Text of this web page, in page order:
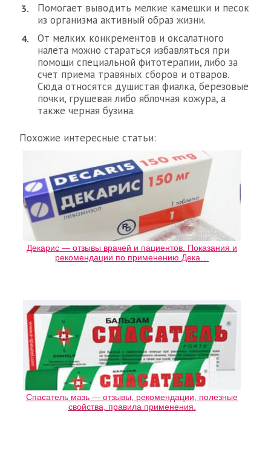
Помогает выводить мелкие камешки и песок
из организма активный образ жизни.
От мелких конкрементов и оксалатного
налета можно стараться избавляться при
помощи специальной фитотерапии, либо за
счет приема травяных сборов и отваров.
Сюда относятся душистая фиалка, березовые
почки, грушевая либо яблочная кожура, а
также черная бузина.
Похожие интересные статьи:
Декарис — отзывы врачей и пациентов. Показания и
рекомендации по применению Дека…
Спасатель мазь — отзывы, рекомендации, полезные
свойства, правила применения.